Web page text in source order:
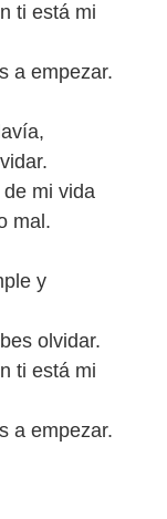
ti está mi
a empezar.
mi vida
mal.
y
olvidar.
ti está mi
a empezar.